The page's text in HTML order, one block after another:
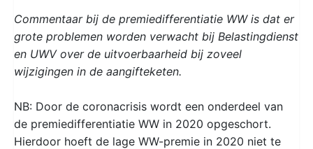
Commentaar bij de premiedifferentiatie WW is dat er
grote problemen worden verwacht bij Belastingdienst
en UWV over de uitvoerbaarheid bij zoveel
wijzigingen in de aangifteketen.
NB: Door de coronacrisis wordt een onderdeel van
de premiedifferentiatie WW in 2020 opgeschort.
Hierdoor hoeft de lage WW-premie in 2020 niet te